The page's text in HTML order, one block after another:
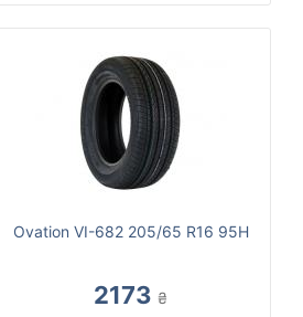
Ovation VI-682 205/65 R16 95H
2173 ₴